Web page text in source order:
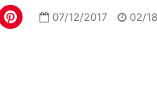
07/12/2017 02/